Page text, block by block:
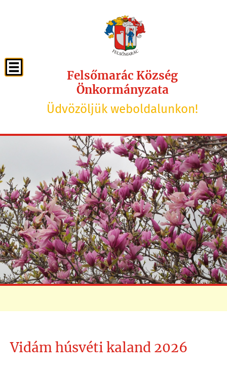
Felsőmarác Község
Önkormányzata
Üdvözöljük weboldalunkon!
Vidám húsvéti kaland 2026